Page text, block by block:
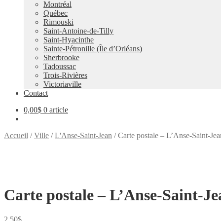
Montréal
Québec
Rimouski
Saint-Antoine-de-Tilly
Saint-Hyacinthe
Sainte-Pétronille (Île d’Orléans)
Sherbrooke
Tadoussac
Trois-Rivières
Victoriaville
Contact
0,00$ 0 article
Accueil /Ville /L'Anse-Saint-Jean /Carte postale – L’Anse-Saint-
Carte postale – L’Anse-Saint-
2,50$